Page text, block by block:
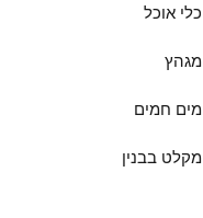
כלי אוכל
מגהץ
מים חמים
מקלט בבנין